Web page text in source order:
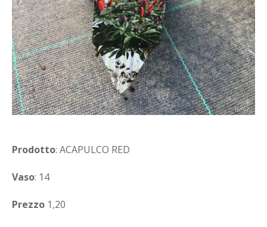
Prodotto: ACAPULCO RED
Vaso: 14
Prezzo1,20